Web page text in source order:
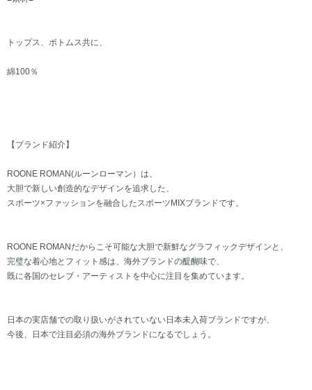
トップス、ボトムス共に、
綿100％
【ブランド紹介】
ROONE ROMAN(ルーンローマン）は、
大胆で新しい創造的なデザインを追求した、
スポーツ×ファッションを融合したスポーツMIXブランドです。
ROONE ROMANだからこそ可能な大胆で新鮮なグラフィックデザインと、
完璧な着心地とフィット感は、海外ブランドの醍醐味で、
既に各国のセレブ・アーティストを中心に注目を集めています。
日本の実店舗での取り扱いがされていない日本未入荷ブランドですが、
今後、日本で注目必須の海外ブランドになるでしょう。